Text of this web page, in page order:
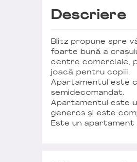
Descriere
Blitz propune spre
foarte bună a
centre comerciale,
joacă pentru copiii.
Apartamentul este
semidecomandat.
Apartamentul este
generos și este
Este un apartament